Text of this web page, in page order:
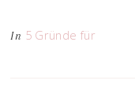
In 5 Gründe für